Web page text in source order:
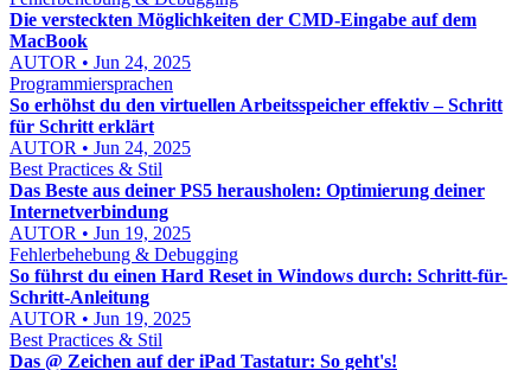
Die versteckten Möglichkeiten der CMD-Eingabe auf dem
MacBook
AUTOR • Jun 24, 2025
Programmiersprachen
So erhöhst du den virtuellen Arbeitsspeicher effektiv – Schritt
für Schritt erklärt
AUTOR • Jun 24, 2025
Best Practices & Stil
Das Beste aus deiner PS5 herausholen: Optimierung deiner
Internetverbindung
AUTOR • Jun 19, 2025
Fehlerbehebung & Debugging
So führst du einen Hard Reset in Windows durch: Schritt-für-
Schritt-Anleitung
AUTOR • Jun 19, 2025
Best Practices & Stil
Das @ Zeichen auf der iPad Tastatur: So geht's!